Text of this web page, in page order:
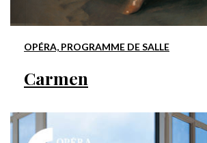
Carmen
OPÉRA, PROGRAMME DE SALLE